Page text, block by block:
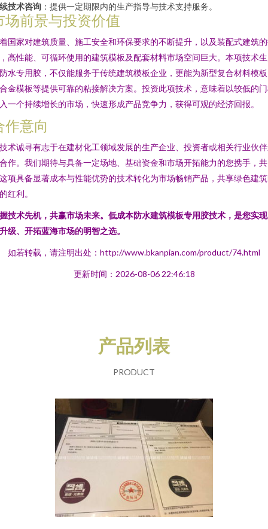
技术咨询 ：提供一定期限内的生产指导与技术支持服务。
场前景与投资价值
国家对建筑质量、施工安全和环保要求的不断提升，以及装配式建筑
高性能、可循环使用的建筑模板及配套材料市场空间巨大。本项技术
水专用胶，不仅能服务于传统建筑模板企业，更能为新型复合材料模
金模板等提供可靠的粘接解决方案。投资此项技术，意味着以较低的
一个持续增长的市场，快速形成产品竞争力，获得可观的经济回报。
作意向
术诚寻有志于在建材化工领域发展的生产企业、投资者或相关行业伙
作。我们期待与具备一定场地、基础资金和市场开拓能力的您携手，
项具备显著成本与性能优势的技术转化为市场畅销产品，共享绿色建
红利。
技术先机，共赢市场未来。低成本防水建筑模板专用胶技术，是您实
级、开拓蓝海市场的明智之选。
如若转载，请注明出处：http://www.bkanpian.com/product/74.html
更新时间：2026-08-06 22:46:18
产品列表
PRODUCT